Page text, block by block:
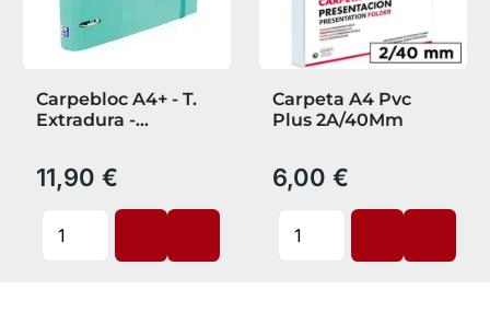
Carpebloc A4+ - T.
Extradura -
Scribzee
11,90 €
Carpeta A4 Pvc
Plus 2A/40Mm
6,00 €